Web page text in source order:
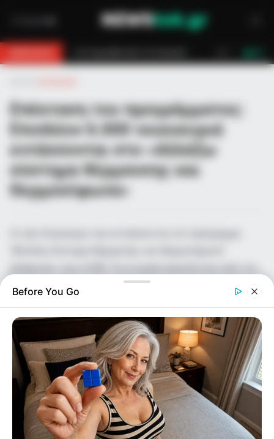
Επέκταση του προγράμματος:
Επιπλέον 6.000 νοικοκυριά
εντάσσονται στο «Αλλάζω
σύστημα θέρμανσης και
Θερμοσίφωνα»
4ο πίνακα εγκεκριμένων αιτήσεων που ανακοίνωσε
συνολική δημόσια δαπάνη που δεσμεύεται για τις νέες…
Before You Go